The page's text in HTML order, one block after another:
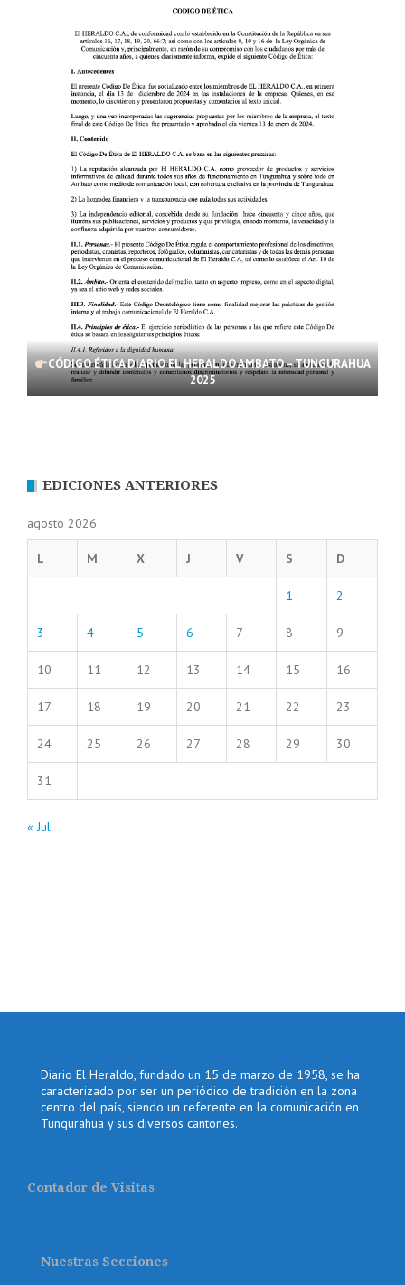
CÓDIGO ÉTICA DIARIO EL HERALDO AMBATO – TUNGURAHUA
2025
EDICIONES ANTERIORES
agosto 2026
L M X J V S D
1 2
3 4 5 6 7 8 9
10 11 12 13 14 15 16
17 18 19 20 21 22 23
24 25 26 27 28 29 30
31
« Jul
Diario El Heraldo, fundado un 15 de marzo de 1958, se ha
caracterizado por ser un periódico de tradición en la zona
centro del país, siendo un referente en la comunicación en
Tungurahua y sus diversos cantones.
Contador de Visitas
Nuestras Secciones